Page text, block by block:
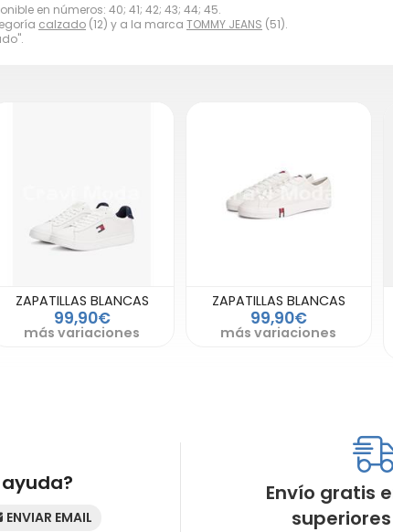
en números: 40; 41; 42; 43; 44; 45.
calzado (12) y a la marca TOMMY JEANS (51).
ZAPATILLAS BLANCAS
99,90€
más variaciones
ZAPATILLAS BLANCAS
99,90€
más variaciones
ENVIAR EMAIL
Envío gratis